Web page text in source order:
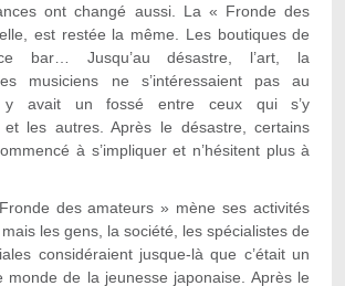
ont changé aussi. La « Fronde des
est restée la même. Les boutiques de
bar… Jusqu’au désastre, l’art, la
musiciens ne s’intéressaient pas au
y avait un fossé entre ceux qui s’y
et les autres. Après le désastre, certains
à s’impliquer et n’hésitent plus à
des amateurs » mène ses activités
les gens, la société, les spécialistes de
considéraient jusque-là que c’était un
monde de la jeunesse japonaise. Après le